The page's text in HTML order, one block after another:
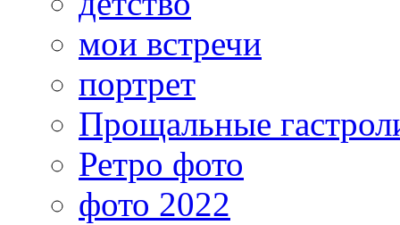
мои встречи
портрет
Прощальные
Ретро фото
фото 2022